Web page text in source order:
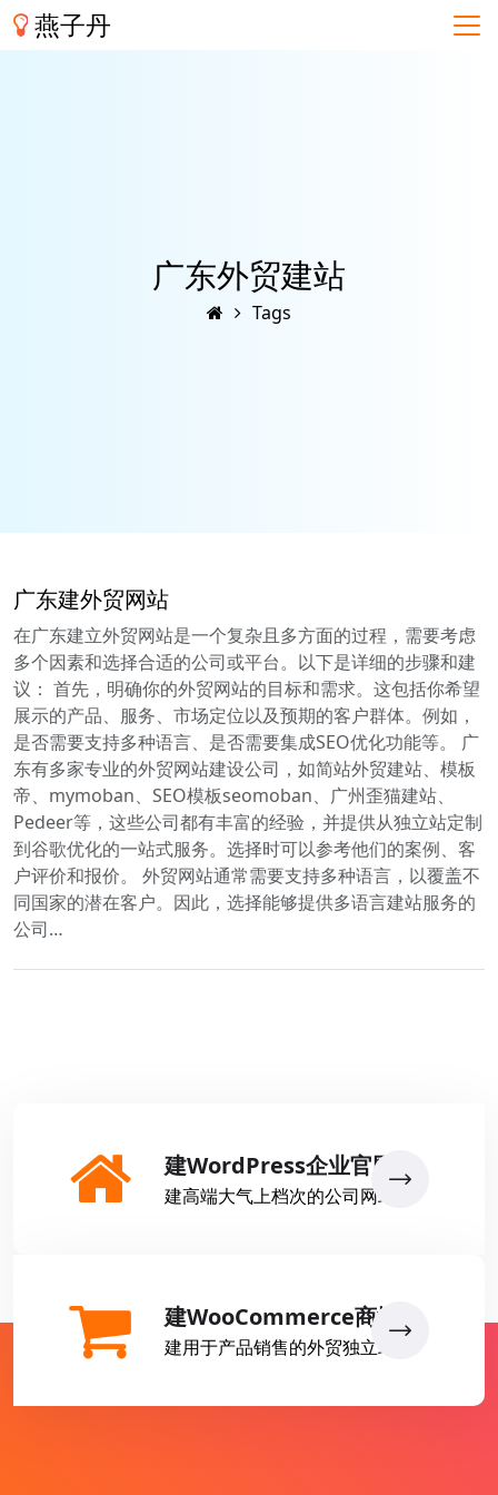
燕子丹
广东外贸建站
Tags
广东建外贸网站
在广东建立外贸网站是一个复杂且多方面的过程，需要考虑
多个因素和选择合适的公司或平台。以下是详细的步骤和建
议： 首先，明确你的外贸网站的目标和需求。这包括你希望
展示的产品、服务、市场定位以及预期的客户群体。例如，
是否需要支持多种语言、是否需要集成SEO优化功能等。 广
东有多家专业的外贸网站建设公司，如简站外贸建站、模板
帝、mymoban、SEO模板seomoban、广州歪猫建站、
Pedeer等，这些公司都有丰富的经验，并提供从独立站定制
到谷歌优化的一站式服务。选择时可以参考他们的案例、客
户评价和报价。 外贸网站通常需要支持多种语言，以覆盖不
同国家的潜在客户。因此，选择能够提供多语言建站服务的
公司…
建WordPress企业官网
建高端大气上档次的公司网站
建WooCommerce商城
建用于产品销售的外贸独立站